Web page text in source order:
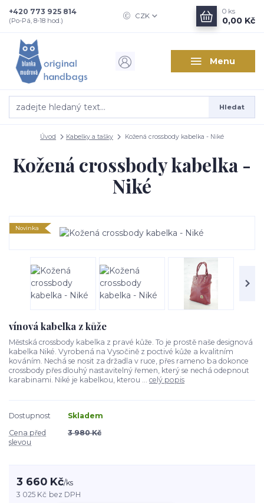
Menu
CZK
Hledat
+420 773 925 814
(Po-Pá, 8-18 hod.)
0 ks
0,00 Kč
Úvod Kabelky a tašky Kožená crossbody kabelka - Niké
Kožená crossbody kabelka -
Niké
Novinka
vínová kabelka z kůže
Městská crossbody kabelka z pravé kůže. To je prostě naše designová
kabelka Niké. Vyrobená na Vysočině z poctivé kůže a kvalitním
kováním. Nechá se nosit za držadla v ruce, přes rameno ba dokonce
crossbody přes dlouhý nastavitelný řemen, který se nechá odepnout
karabinami. Niké je kabelkou, kterou ... celý popis
Dostupnost
Skladem
Cena před
slevou
3 980 Kč
3 660 Kč/ks
3 025 Kč bez DPH